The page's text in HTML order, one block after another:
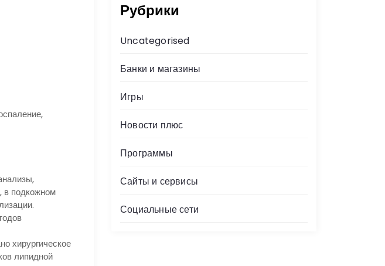
в подкожном
хирургическое
липидной
Рубрики
Uncategorised
Банки и магазины
Игры
Новости плюс
Программы
Сайты и сервисы
Социальные сети